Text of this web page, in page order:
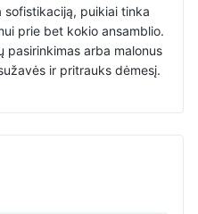
sofistikaciją, puikiai tinka
prie bet kokio ansamblio.
arba malonus
ir pritrauks dėmesį.